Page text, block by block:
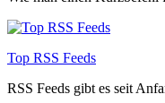
Top RSS Feeds
RSS Feeds gibt es seit